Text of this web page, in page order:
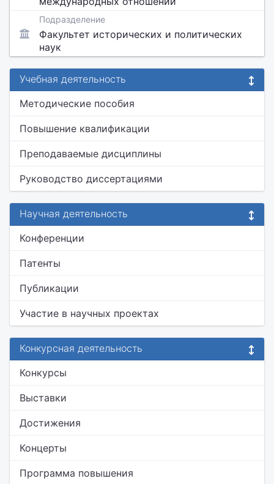
Подразделение
Факультет исторических и политических
наук
Учебная деятельность
Методические пособия
Повышение квалификации
Преподаваемые дисциплины
Руководство диссертациями
Научная деятельность
Конференции
Патенты
Публикации
Участие в научных проектах
Конкурсная деятельность
Конкурсы
Выставки
Достижения
Концерты
Программа повышения